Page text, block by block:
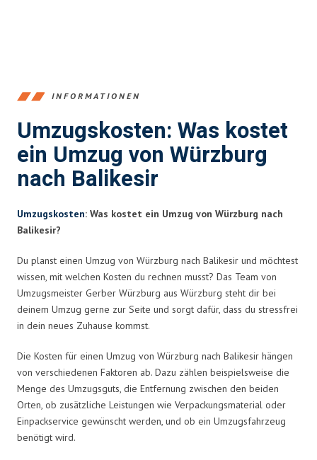
INFORMATIONEN
Umzugskosten: Was kostet
ein Umzug von Würzburg
nach Balikesir
Umzugskosten: Was kostet ein Umzug von Würzburg nach
Balikesir?
Du planst einen Umzug von Würzburg nach Balikesir und möchtest
wissen, mit welchen Kosten du rechnen musst? Das Team von
Umzugsmeister Gerber Würzburg aus Würzburg steht dir bei
deinem Umzug gerne zur Seite und sorgt dafür, dass du stressfrei
in dein neues Zuhause kommst.
Die Kosten für einen Umzug von Würzburg nach Balikesir hängen
von verschiedenen Faktoren ab. Dazu zählen beispielsweise die
Menge des Umzugsguts, die Entfernung zwischen den beiden
Orten, ob zusätzliche Leistungen wie Verpackungsmaterial oder
Einpackservice gewünscht werden, und ob ein Umzugsfahrzeug
benötigt wird.